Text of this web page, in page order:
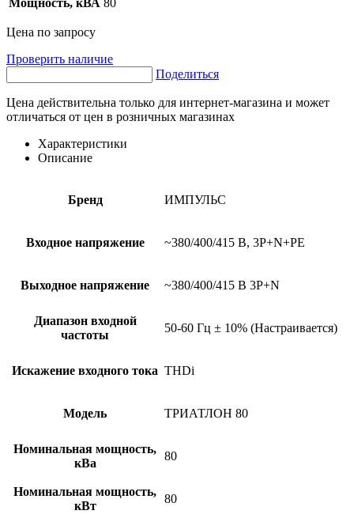
Цена по запросу
Проверить наличие
Поделиться
Цена действительна только для интернет-магазина и может
отличаться от цен в розничных магазинах
Характеристики
Описание
Бренд ИМПУЛЬС
Входное напряжение ~380/400/415 В, 3P+N+PE
Выходное напряжение ~380/400/415 В 3P+N
Диапазон входной
частоты
50-60 Гц ± 10% (Настраивается)
Искажение входного тока THDi
Модель ТРИАТЛОН 80
Номинальная мощность,
кВа
80
Номинальная мощность,
кВт
80